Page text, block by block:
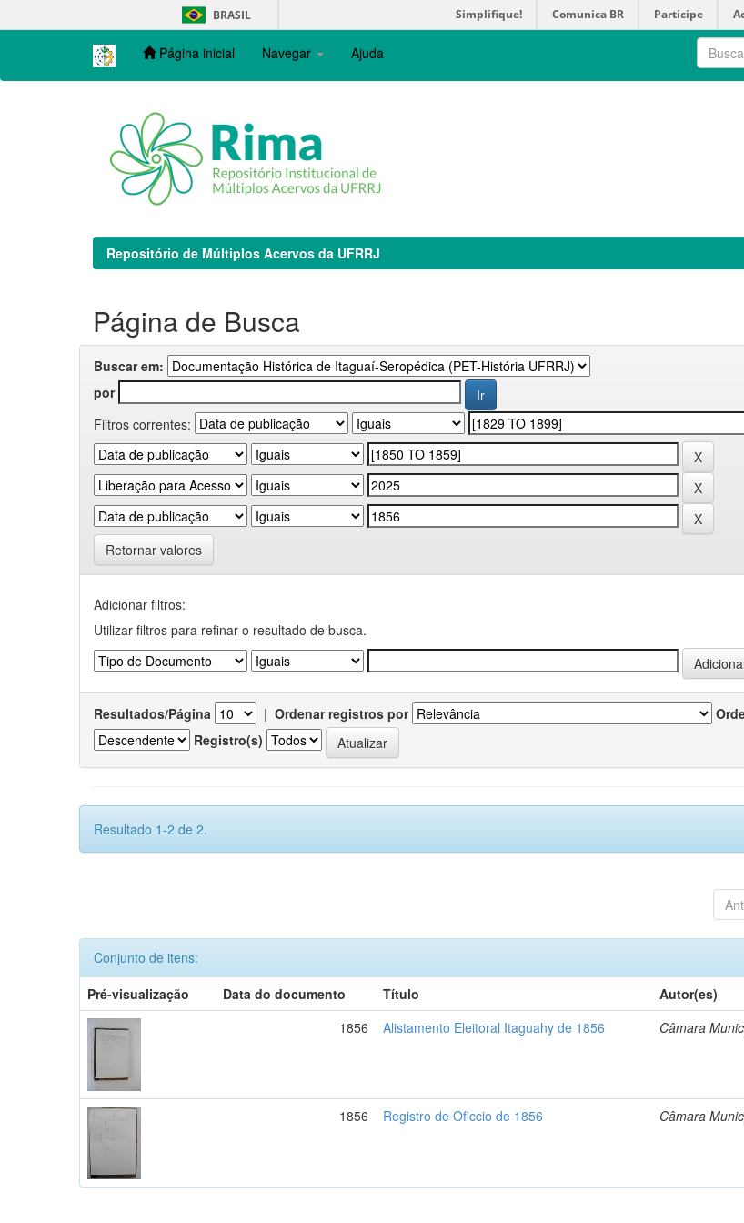
navigation
BRASIL Simplifique! Comunica BR Participe
Página inicial Navegar Ajuda
Repositório de Múltiplos Acervos da UFRRJ
Página de Busca
Buscar em:
por
Filtros correntes:
Retornar valores
Adicionar filtros:
Utilizar filtros para refinar o resultado de busca.
Resultados/Página | Ordenar registros por
Registro(s)
Resultado 1-2 de 2.
Conjunto de itens:
Pré-visualização
Data do documento Título
Autor(es)
1856
Alistamento Eleitoral Itaguahy de 1856 Câmara
1856 Registro de Oficcio de 1856 Câmara